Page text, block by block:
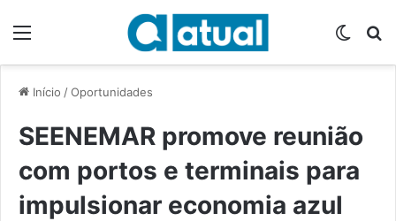
Início /Oportunidades
SEENEMAR promove reunião
com portos e terminais para
impulsionar economia azul